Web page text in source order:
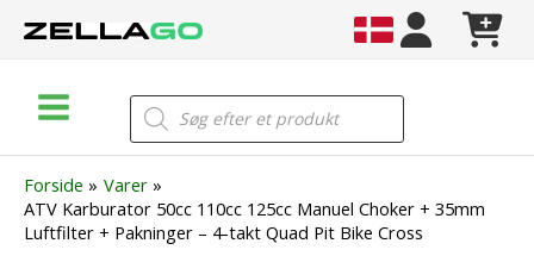
Menu
Products
search
Forside
Varer
ATV Karburator 50cc 110cc 125cc Manuel Choker + 35mm
Luftfilter + Pakninger – 4-takt Quad Pit Bike Cross